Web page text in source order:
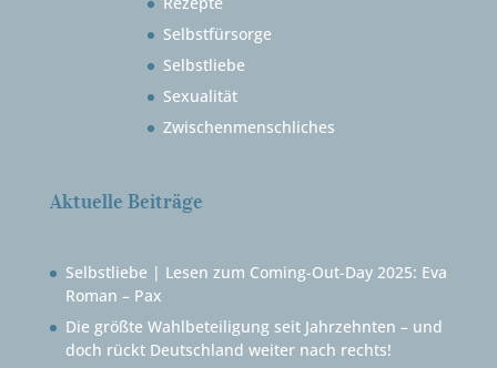
Selbstfürsorge
Selbstliebe
Sexualität
Zwischenmenschliches
Aktuelle Beiträge
Selbstliebe | Lesen zum Coming-Out-Day 2025: Eva
Roman – Pax
Die größte Wahlbeteiligung seit Jahrzehnten – und
doch rückt Deutschland weiter nach rechts!